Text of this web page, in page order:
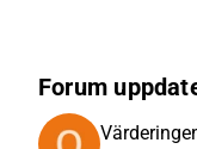
Forum